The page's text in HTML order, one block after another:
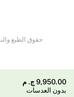
9,950.00 ج. م
بدون العدسات
حقوق الطبع والنشر ©2026 مغربي، جميع